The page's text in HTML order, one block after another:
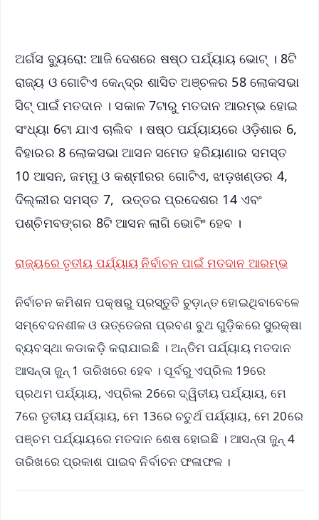
ଅର୍ଗସ ବ୍ୟୁରୋ: ଆଜି ଦେଶରେ ଷଷ୍ଠ ପର୍ଯ୍ୟାୟ ଭୋଟ୍ । 8ଟି
ରାଜ୍ୟ ଓ ଗୋଟିଏ କେନ୍ଦ୍ର ଶାସିତ ଅଞ୍ଚଳର 58 ଲୋକସଭା
ସିଟ୍‌ ପାଇଁ ମତଦାନ । ସକାଳ 7ଟାରୁ ମତଦାନ ଆରମ୍ଭ ହୋଇ
ସଂଧ୍ୟା 6ଟା ଯାଏ ଚାଲିବ । ଷଷ୍ଠ ପର୍ଯ୍ୟାୟରେ ଓଡ଼ିଶାର 6,
ବିହାରର 8 ଲୋକସଭା ଆସନ ସମେତ ହରିୟାଣାର ସମସ୍ତ
10 ଆସନ, ଜମ୍ମୁ ଓ କଶ୍ମୀରର ଗୋଟିଏ, ଝାଡ଼ଖଣ୍ଡର 4,
ଦିଲ୍ଲୀର ସମସ୍ତ 7, ଉତ୍ତର ପ୍ରଦେଶର 14 ଏବଂ
ପଶ୍ଚିମବଙ୍ଗର 8ଟି ଆସନ ଲାଗି ଭୋଟିଂ ହେବ ।
ରାଜ୍ୟରେ ତୃତୀୟ ପର୍ଯ୍ୟାୟ ନିର୍ବାଚନ ପାଇଁ ମତଦାନ ଆରମ୍ଭ
ନିର୍ବାଚନ କମିଶନ ପକ୍ଷରୁ ପ୍ରସ୍ତୁତି ଚୁଡ଼ାନ୍ତ ହୋଇଥିବାବେଳେ
ସମ୍ବେଦନଶୀଳ ଓ ଉତ୍ତେଜନା ପ୍ରବଣ ବୁଥ ଗୁଡ଼ିକରେ ସୁରକ୍ଷା
ବ୍ୟବସ୍ଥା କଡାକଡ଼ି କରାଯାଇଛି । ଅନ୍ତିମ ପର୍ଯ୍ୟାୟ ମତଦାନ
ଆସନ୍ତା ଜୁନ୍ 1 ତାରିଖରେ ହେବ । ପୂର୍ବରୁ ଏପ୍ରିଲ 19ରେ
ପ୍ରଥମ ପର୍ଯ୍ୟାୟ, ଏପ୍ରିଲ 26ରେ ଦ୍ୱିତୀୟ ପର୍ଯ୍ୟାୟ, ମେ
7ରେ ତୃତୀୟ ପର୍ଯ୍ୟାୟ, ମେ 13ରେ ଚତୁର୍ଥ ପର୍ଯ୍ୟାୟ, ମେ 20ରେ
ପଞ୍ଚମ ପର୍ଯ୍ୟାୟରେ ମତଦାନ ଶେଷ ହୋଇଛି । ଆସନ୍ତା ଜୁନ୍ 4
ତାରିଖରେ ପ୍ରକାଶ ପାଇବ ନିର୍ବାଚନ ଫଳାଫଳ ।